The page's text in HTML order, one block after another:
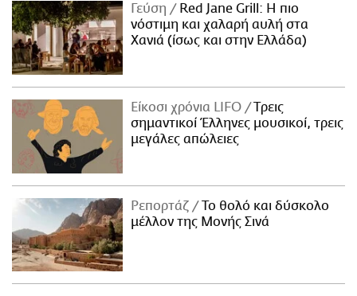
Γεύση
Red Jane Grill: Η πιο
νόστιμη και χαλαρή αυλή στα
Χανιά (ίσως και στην Ελλάδα)
Είκοσι χρόνια LIFO
Tρεις
σημαντικοί Έλληνες μουσικοί, τρεις
μεγάλες απώλειες
Ρεπορτάζ
Το θολό και δύσκολο
μέλλον της Μονής Σινά